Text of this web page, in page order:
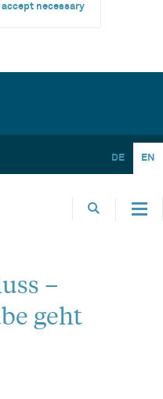
accept necessary
DE EN
–
geht